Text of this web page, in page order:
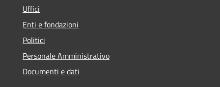
Uffici
Enti e fondazioni
Politici
Personale Amministrativo
Documenti e dati